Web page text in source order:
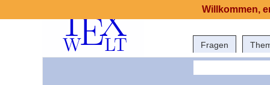
Fragen
Willkommen,